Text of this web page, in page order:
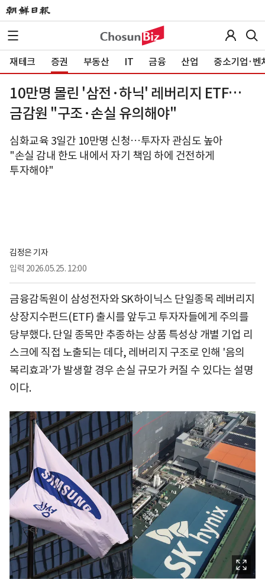
재테크 증권 부동산 IT 금융 산업 중소기업·벤
10만명 몰린 '삼전·하닉' 레버리지 ETF…
금감원 "구조·손실 유의해야"
심화교육 3일간 10만명 신청…투자자 관심도 높아
"손실 감내 한도 내에서 자기 책임 하에 건전하게
투자해야"
김정은 기자
입력 2026.05.25. 12:00
금융감독원이 삼성전자와 SK하이닉스 단일종목 레버리지
상장지수펀드(ETF) 출시를 앞두고 투자자들에게 주의를
당부했다. 단일 종목만 추종하는 상품 특성상 개별 기업 리
스크에 직접 노출되는 데다, 레버리지 구조로 인해 '음의
복리효과'가 발생할 경우 손실 규모가 커질 수 있다는 설명
이다.